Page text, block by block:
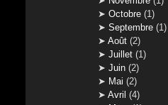
Octobre (1)
Septembre (1)
Août (2)
Juillet (1)
Juin (2)
Mai (2)
Avril (4)